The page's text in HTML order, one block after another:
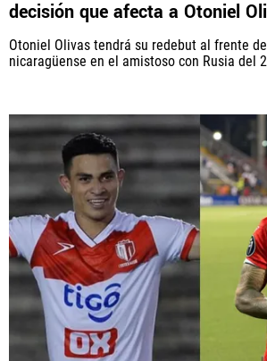
decisión que afecta a Otoniel
Otoniel Olivas tendrá su redebut al frente
nicaragüense en el amistoso con Rusia del